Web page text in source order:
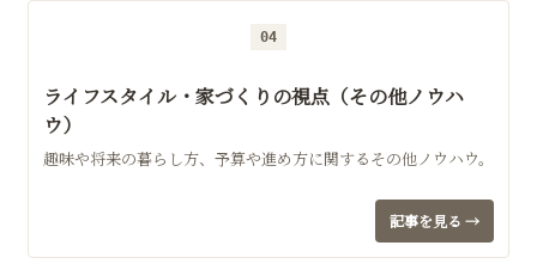
04
ライフスタイル・家づくりの視点（その他ノウハ
ウ）
趣味や将来の暮らし方、予算や進め方に関するその他ノウハウ。
記事を見る →